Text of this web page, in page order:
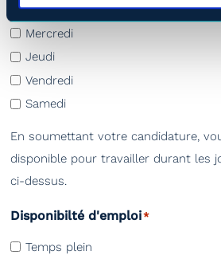
Mardi
Mercredi
Jeudi
Vendredi
Samedi
En soumettant votre candidature,
disponible pour travailler durant les
ci-dessus.
Disponibilté d'emploi*
Temps plein